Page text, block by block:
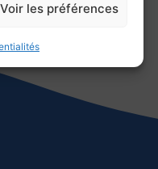
Voir les préférences